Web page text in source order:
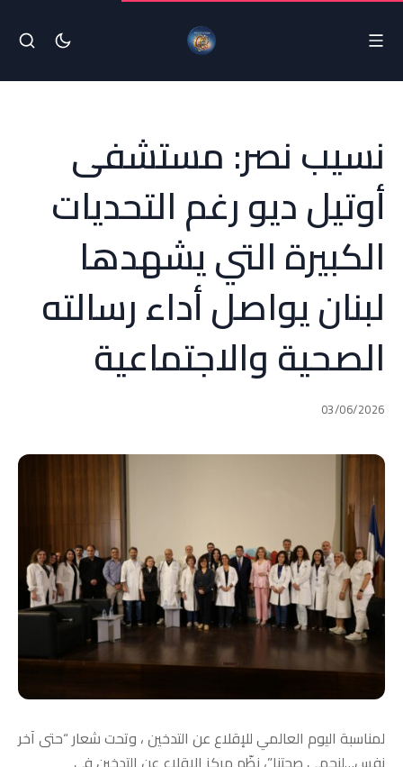
نسيب نصر: مستشفى
أوتيل ديو رغم التحديات
الكبيرة التي يشهدها
لبنان يواصل أداء رسالته
الصحية والاجتماعية
03/06/2026
لمناسبة اليوم العالمي للإقلاع عن التدخين ، وتحت شعار “حتى آخر